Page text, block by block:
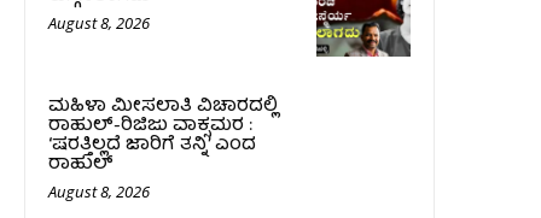
August 8, 2026
ಮಹಿಳಾ ಮೀಸಲಾತಿ ವಿಚಾರದಲ್ಲಿ
ರಾಹುಲ್‌-ರಿಜಿಜು ವಾಕ್ಸಮರ :
‘ಷರತ್ತಿಲ್ಲದೆ ಜಾರಿಗೆ ತನ್ನಿ’ ಎಂದ
ರಾಹುಲ್‌
August 8, 2026